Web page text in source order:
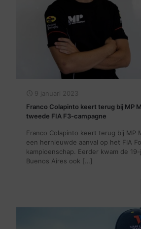
9 januari 2023
Franco Colapinto keert terug bij MP
tweede FIA F3-campagne
Franco Colapinto keert terug bij MP
een hernieuwde aanval op het FIA
kampioenschap. Eerder kwam de
Buenos Aires ook […]